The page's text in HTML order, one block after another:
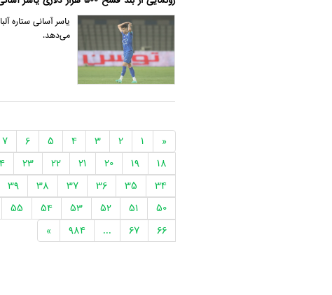
یاسر آسانی ستاره
می‌دهد.
«
1
2
3
4
5
6
7
18
19
20
21
22
23
34
35
36
37
38
39
50
51
52
53
54
55
66
67
...
984
»